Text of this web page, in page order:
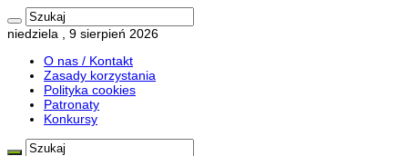
niedziela , 9 sierpień 2026
O nas / Kontakt
Zasady korzystania
Polityka cookies
Patronaty
Konkursy